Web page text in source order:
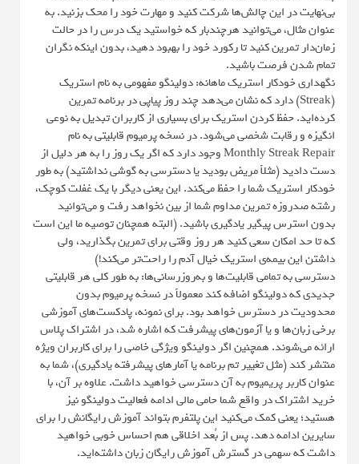
بی‌نهایت در این چالش‌ها شرکت کنید و مهارت خود را محک بزنید. به
عنوان مثال، می‌توانید هرچندبار که خواستید یک درس را در حالت
زمان‌دار تمرین کنید تا رکورد خود را بهبود دهید، بدون اینکه نگران
تمام شدن فرصت باشید.
نگهداری خودکار استریک ماهانه: دولینگو مفهومی به نام استریک
(Streak) دارد که نشان می‌دهد چند روز پیاپی در برنامه تمرین
کرده‌اید. حفظ کردن استریک برای بسیاری از کاربران تبدیل به نوعی
انگیزه و رقابت شخصی می‌شود. در نسخه پرمیوم قابلیتی به نام
Monthly Streak Repair وجود دارد که اگر یک روز را به هر دلیل از
دست دادید (مثلاً مریض بودید یا دسترسی به گوشی نداشتید) به طور
خودکار استریک شما را حفظ می‌کند. این یعنی دیگر با یک غفلت کوچک،
رشته صدروزه تمرین مداوم شما از بین نخواهد رفت و می‌توانید
بدون استرس پیگیر یادگیری باشید. (البته همچنان توصیه ما این است
که تا حد امکان سعی کنید هر روز وقتی برای تمرین بگذارید، ولی
داشتن این بیمه‌ی استریک خیال آدم را راحت‌تر می‌کند!)
دسترسی به تمامی قابلیت‌ها و به‌روزرسانی‌ها: به طور کلی هر قابلیتی
جدیدی که دولینگو اضافه کند معمولاً در نسخه پرمیوم بدون
محدودیت در دسترس خواهد بود. برای نمونه، پادکست‌های آموزشی
برخی زبان‌ها و یا آزمون‌های پیشرفت که اشاره شد، در اشتراک پلاس
ارائه می‌شوند. همچنین اگر دولینگو ویژگی خاصی را برای کاربران ویژه
منتشر کند (مثل تغییر تم برنامه یا آمارهای پیشرفته یادگیری)، شما به
عنوان کاربر پریمیوم به آن دسترسی خواهید داشت. علاوه بر آن، با
خرید اشتراک در واقع شما حامی مالی ادامه فعالیت دولینگو نیز
هستید؛ یعنی کمک می‌کنید این پلتفرم بتواند آموزش رایگانش را برای
سایرین ادامه دهد. پس از بُعد اخلاقی هم احساس خوبی خواهید
داشت که سهمی در گسترش آموزش رایگان زبان داشته‌اید.